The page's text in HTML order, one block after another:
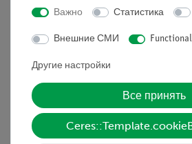
304 страницы
Эксперименты
Медиа / Загрузки
Важно Статистика
Внешние СМИ Functional
Другие настройки
Все принять